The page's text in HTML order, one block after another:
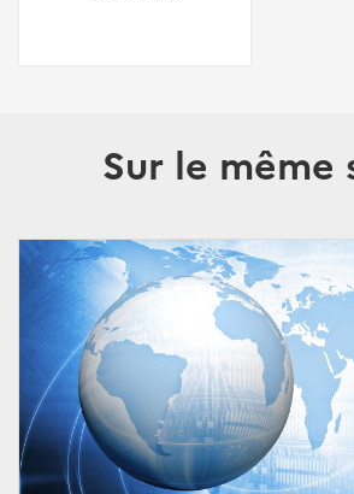
Sur le même